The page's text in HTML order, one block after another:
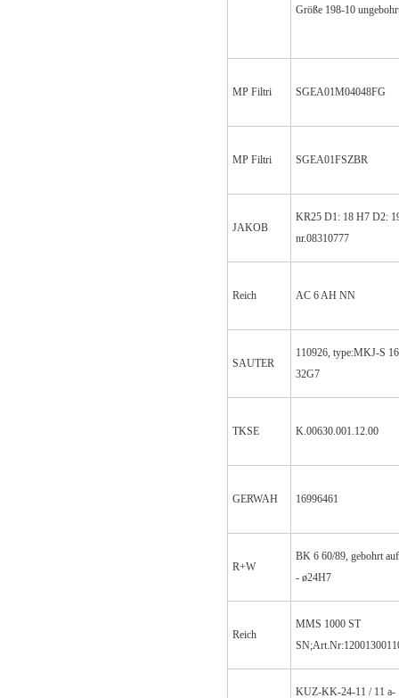
Größe 198-10
MP Filtri SGEA01M04048FG
MP Filtri SGEA01FSZBR
JAKOB
KR25 D1: 18 H7 D2:
nr.08310777
Reich AC 6 AH NN
SAUTER
110926, type:MKJ-S
32G7
TKSE K.00630.001.12.00
GERWAH 16996461
R+W
BK 6 60/89, gebohrt
- ø24H7
Reich
MMS 1000 ST
KUZ-KK-24-11 / 11 a-